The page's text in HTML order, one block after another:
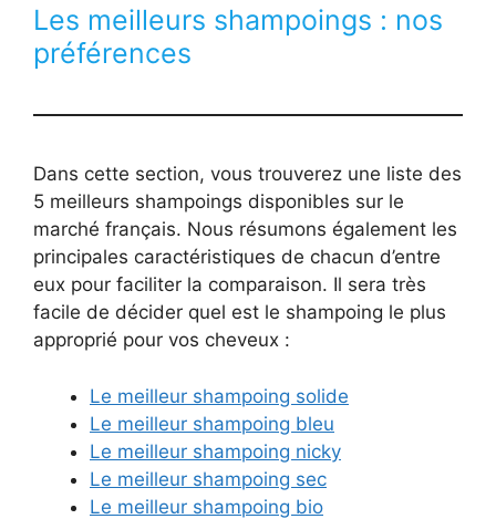
Les meilleurs shampoings : nos
préférences
Dans cette section, vous trouverez une liste des
5 meilleurs shampoings disponibles sur le
marché français. Nous résumons également les
principales caractéristiques de chacun d’entre
eux pour faciliter la comparaison. Il sera très
facile de décider quel est le shampoing le plus
approprié pour vos cheveux :
Le meilleur shampoing solide
Le meilleur shampoing bleu
Le meilleur shampoing nicky
Le meilleur shampoing sec
Le meilleur shampoing bio